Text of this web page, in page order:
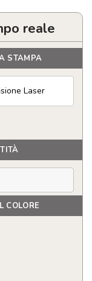
reale
STAMPA
Laser
COLORE